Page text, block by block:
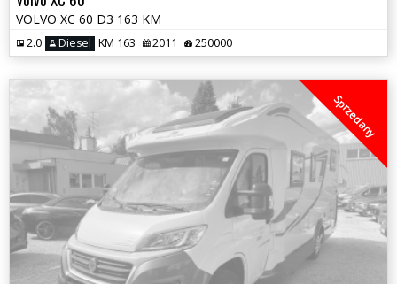
VOLVO XC 60 D3 163 KM
2.0 Diesel KM 163 2011 250000
Sprzedany